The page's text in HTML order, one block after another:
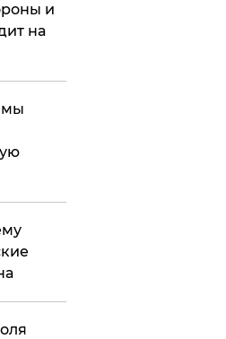
и
на
мы